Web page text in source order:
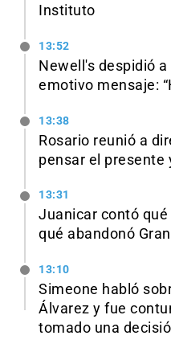
Instituto
13:52
Newell's despidió
emotivo mensaje:
13:38
Rosario reunió a
pensar el presente
13:31
Juanicar contó
qué abandonó
13:10
Simeone habló
Álvarez y fue
tomado una